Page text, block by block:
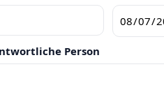
Person